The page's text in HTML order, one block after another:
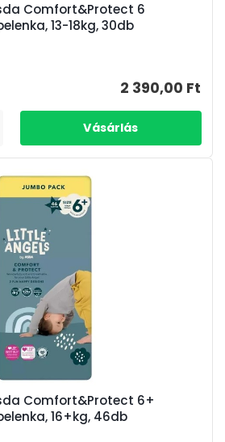
Comfort&Protect 6
13-18kg, 30db
2 390,00 Ft
Comfort&Protect 6+
16+kg, 46db